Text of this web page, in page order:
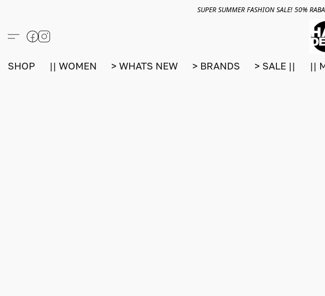
SUPER SUMMER FASHION SALE! 50%
SHOP || WOMEN > WHATS NEW > BRANDS > SALE || ||